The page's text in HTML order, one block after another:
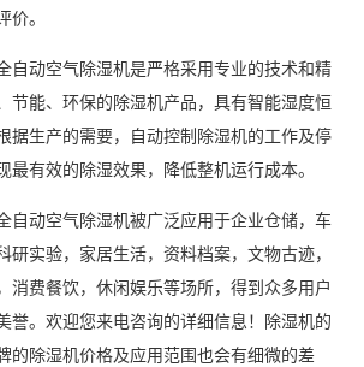
。
自动空气除湿机是严格采用专业的技术和精
节能、环保的除湿机产品，具有智能湿度恒
据生产的需要，自动控制除湿机的工作及停
最有效的除湿效果，降低整机运行成本。
动空气除湿机被广泛应用于企业仓储，车
研实验，家居生活，资料档案，文物古迹，
消费餐饮，休闲娱乐等场所，得到众多用户
誉。欢迎您来电咨询的详细信息！除湿机的
的除湿机价格及应用范围也会有细微的差